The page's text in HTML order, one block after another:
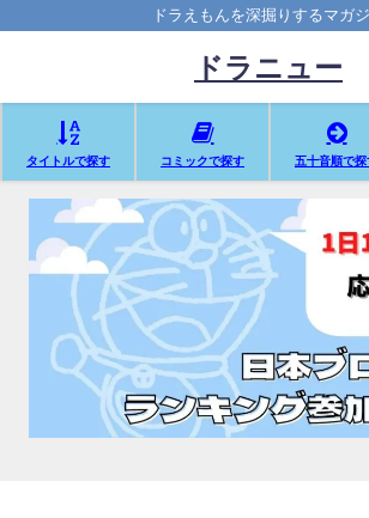
ドラえもんを深掘りするマガ
ドラニュー
タイトルで探す コミックで探す 五十音順で探